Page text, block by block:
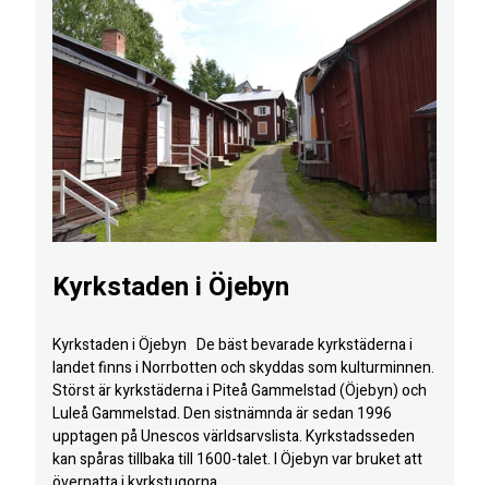
Kyrkstaden i Öjebyn
Kyrkstaden i Öjebyn De bäst bevarade kyrkstäderna i
landet finns i Norrbotten och skyddas som kulturminnen.
Störst är kyrkstäderna i Piteå Gammelstad (Öjebyn) och
Luleå Gammelstad. Den sistnämnda är sedan 1996
upptagen på Unescos världsarvslista. Kyrkstadsseden
kan spåras tillbaka till 1600-talet. I Öjebyn var bruket att